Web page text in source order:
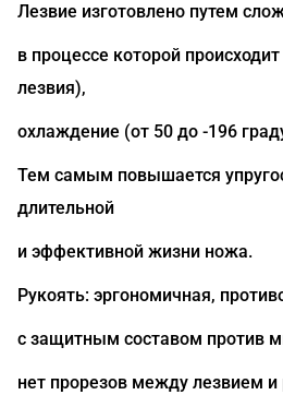
Лезвие изготовлено путем
в процессе которой
лезвия),
охлаждение (от 50 до -196
Тем самым повышается
длительной
и эффективной жизни ножа.
Рукоять: эргономичная,
с защитным составом против
нет прорезов между лезвием и